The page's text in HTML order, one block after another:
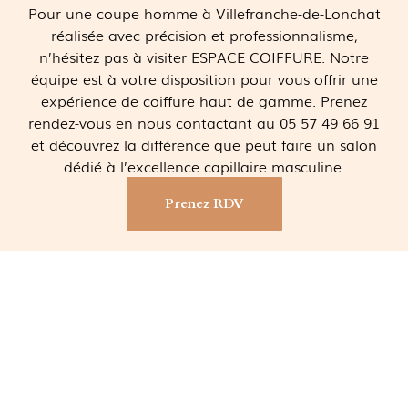
Pour une coupe homme à Villefranche-de-Lonchat
réalisée avec précision et professionnalisme,
n’hésitez pas à visiter ESPACE COIFFURE. Notre
équipe est à votre disposition pour vous offrir une
expérience de coiffure haut de gamme. Prenez
rendez-vous en nous contactant au 05 57 49 66 91
et découvrez la différence que peut faire un salon
dédié à l’excellence capillaire masculine.
Prenez RDV